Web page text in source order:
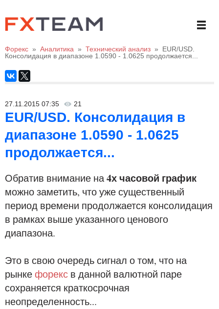
Форекс » Аналитика » Технический анализ »
EUR/USD.
Консолидация в диапазоне 1.0590 - 1.0625 продолжается...
27.11.2015 07:35 21
EUR/USD. Консолидация в
диапазоне 1.0590 - 1.0625
продолжается...
Обратив внимание на4х часовой график
можно заметить, что уже существенный
период времени продолжается консолидация
в рамках выше указанного ценового
диапазона.
Это в свою очередь сигнал о том, что на
рынкефорекс в данной валютной паре
сохраняется краткосрочная
неопределенность...